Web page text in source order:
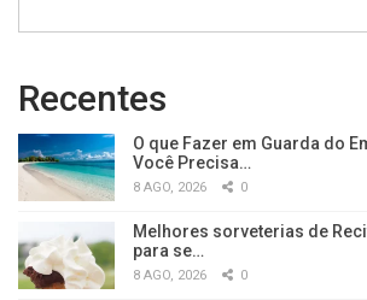
Recentes
O que Fazer em Guarda do
Você Precisa…
8 AGO, 2026 0
Melhores sorveterias de
para se…
8 AGO, 2026 0